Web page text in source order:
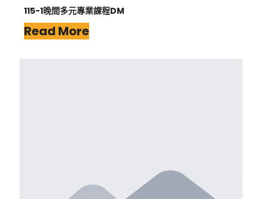
115-1晚間多元專業課程DM
Read More